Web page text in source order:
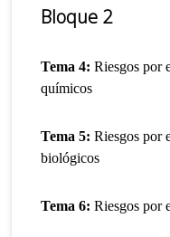
Bloque 2
Tema 4: Riesgos por
químicos
Tema 5: Riesgos por
biológicos
Tema 6: Riesgos por